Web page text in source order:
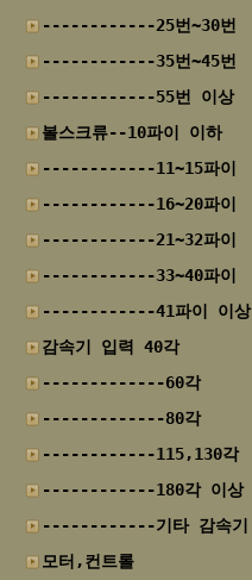
------------25번~30번
------------35번~45번
------------55번 이상
볼스크류--10파이 이하
------------11~15파이
------------16~20파이
------------21~32파이
------------33~40파이
------------41파이 이상
감속기 입력 40각
-------------60각
-------------80각
------------115,130각
------------180각 이상
------------기타 감속기
모터,컨트롤